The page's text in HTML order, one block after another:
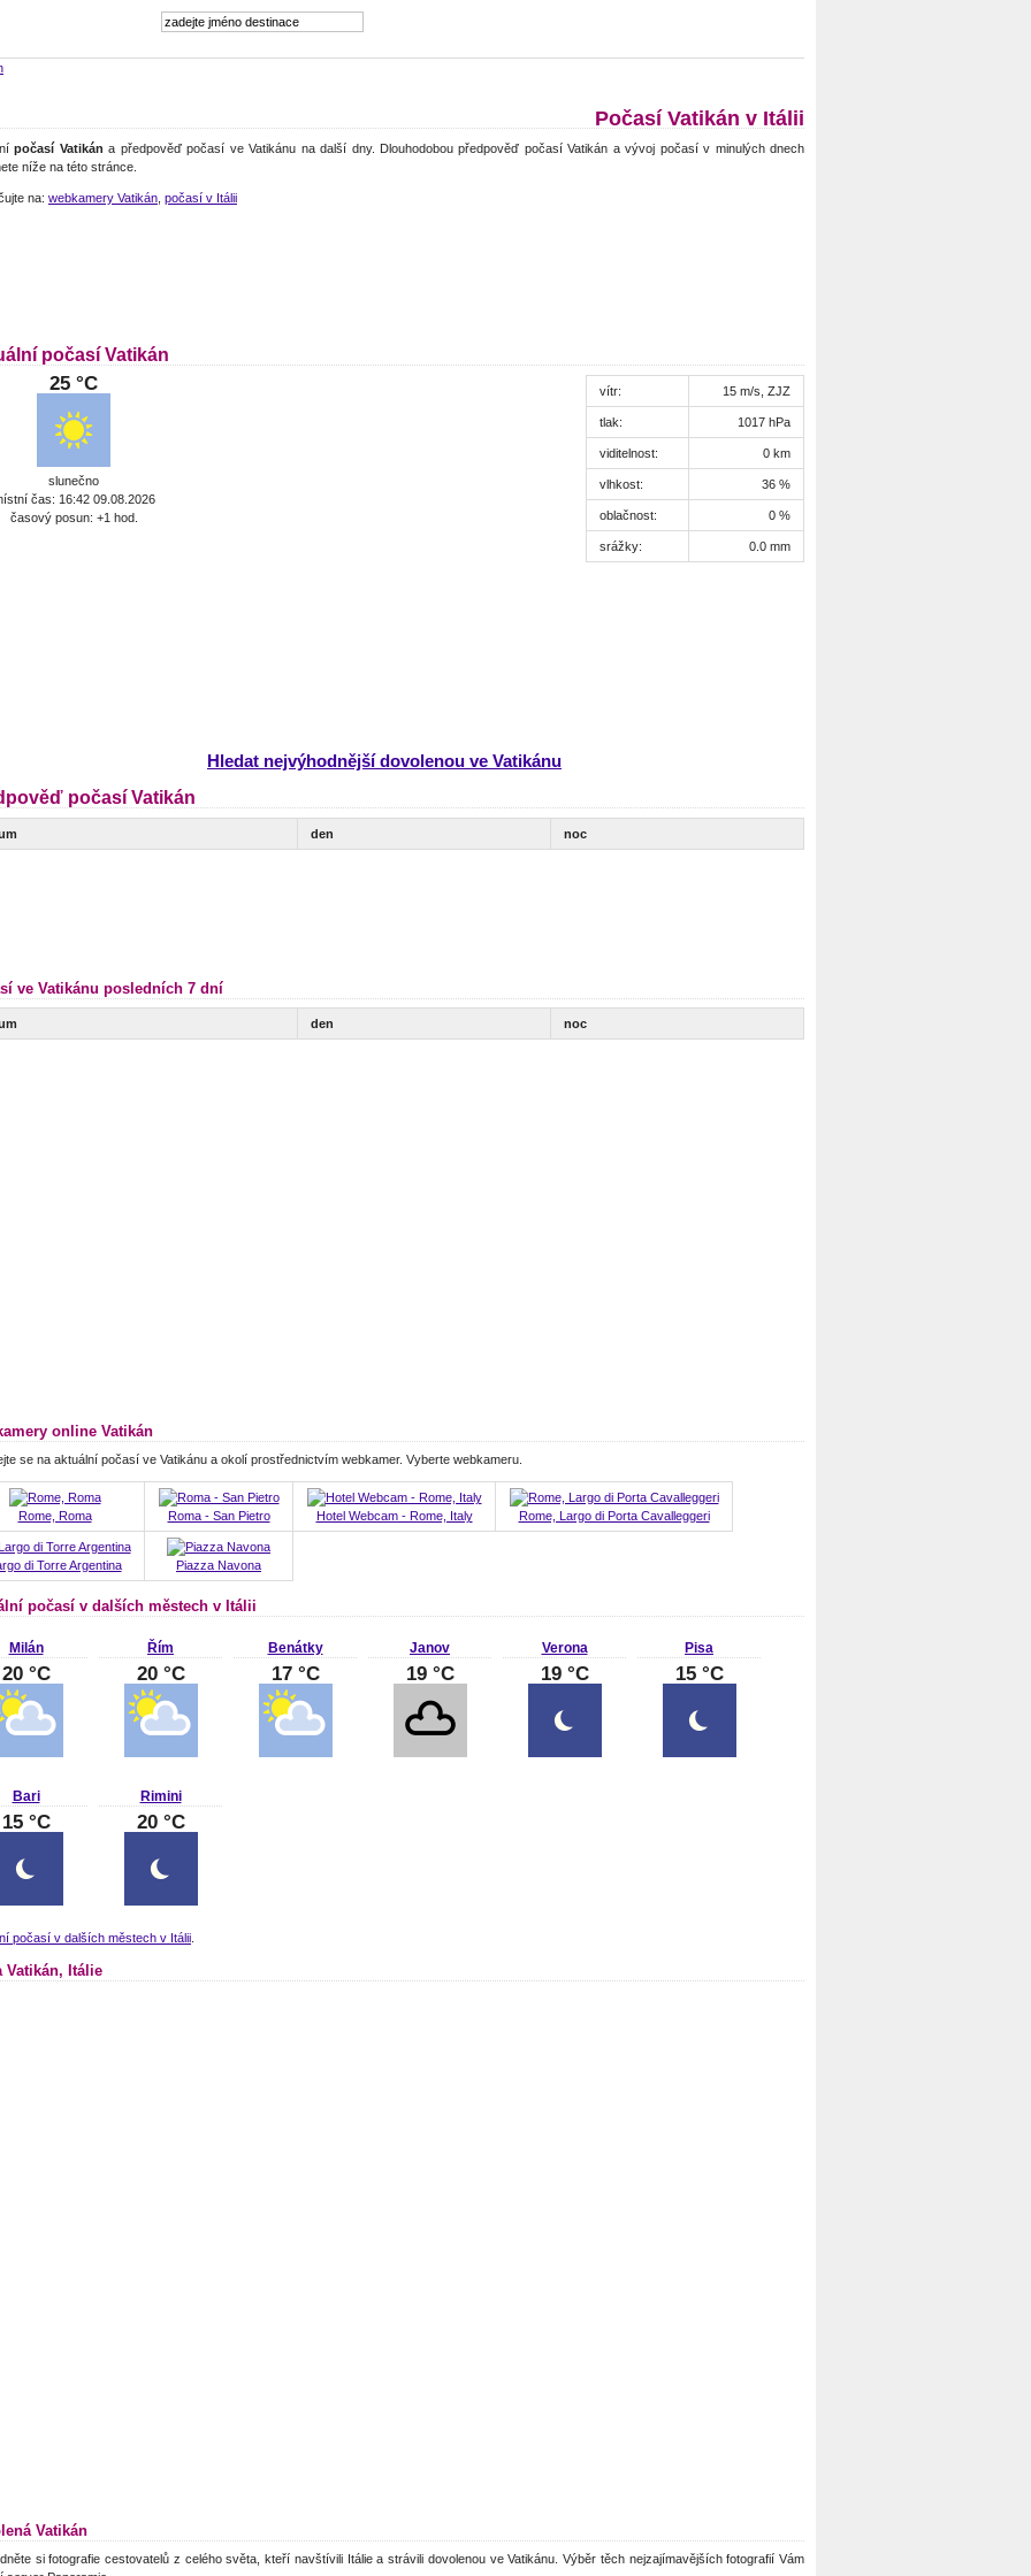
Počasí Vatikán v Itálii
počasí Vatikán a předpověď počasí ve Vatikánu na další dny. Dlouhodobou předpověď počasí Vatikán a vývoj počasí v minulých dnech
níže na této stránce.
na: webkamery Vatikán počasí v Itálii
počasí Vatikán
25 °C
slunečno
čas: 16:42 09.08.2026
časový posun: +1 hod.
vítr: 15 m/s, ZJZ
tlak: 1017 hPa
viditelnost: 0 km
vlhkost: 36 %
oblačnost: 0 %
srážky: 0.0 mm
Hledat nejvýhodnější dovolenou ve Vatikánu
počasí Vatikán
den noc
ve Vatikánu posledních 7 dní
den noc
online Vatikán
se na aktuální počasí ve Vatikánu a okolí prostřednictvím webkamer. Vyberte webkameru.
Rome, Roma Roma - San Pietro Hotel Webcam - Rome, Italy Rome, Largo di Porta Cavalleggeri
di Torre Argentina Piazza Navona
počasí v dalších městech v Itálii
Milán
20 °C
Řím
20 °C
Benátky
17 °C
Janov
19 °C
Verona
19 °C
Pisa
15 °C
Bari
15 °C
Rimini
20 °C
počasí v dalších městech v Itálii
Vatikán, Itálie
Vatikán
si fotografie cestovatelů z celého světa, kteří navštívili Itálie a strávili dovolenou ve Vatikánu. Výběr těch nejzajímavějších fotografií Vám